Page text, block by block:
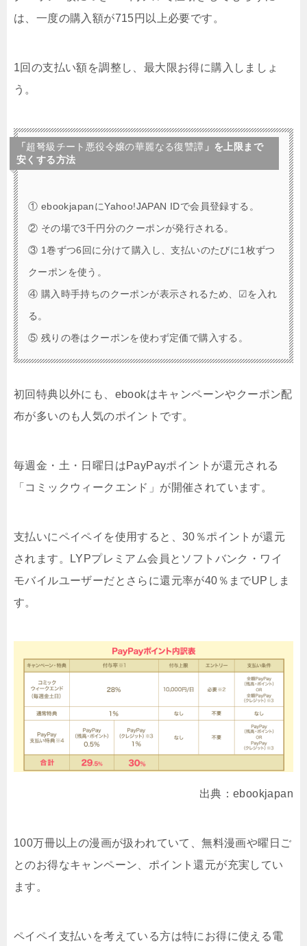
は、一度の購入額が715円以上必要です。
1回の支払い額を調整し、最大限お得に購入しましょ
う。
「 超弩級チート悪役令嬢の華麗なる復讐譚 」を上限まで
安くする方法
① ebookjapanにYahoo!JAPAN IDで会員登録する。
② その場で3千円分のクーポンが発行される。
③ 1巻ずつ6回に分けて購入し、支払いのたびに1枚ずつ
クーポンを使う。
④ 購入時手持ちのクーポンが表示されるため、☑を入れ
る。
⑤ 残りの巻はクーポンを使わず定価で購入する。
初回特典以外にも、ebookはキャンペーンやクーポン配
布が多いのも人気のポイントです。
毎週金・土・日曜日はPayPayポイントが還元される
「コミックウィークエンド」が開催されています。
支払いにペイペイを使用すると、30％ポイントが還元
されます。LYPプレミアム会員とソフトバンク・ワイ
モバイルユーザーだとさらに還元率が40％までUPしま
す。
出典：ebookjapan
100万冊以上の漫画が扱われていて、無料漫画や曜日ご
とのお得なキャンペーン、ポイント還元が充実してい
ます。
ペイペイ支払いを考えている方は特にお得に使える電